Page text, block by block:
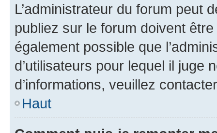
L’administrateur du forum peut
publiez sur le forum doivent
également possible que
d’utilisateurs pour lequel il juge
d’informations, veuillez
Haut